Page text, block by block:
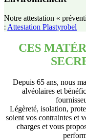
Notre attestation «
: Attestation Plastyrobel
CES
Depuis 65 ans, nous
alvéolaires et
Légèreté, isolation,
soient vos contraintes et
charges et vous